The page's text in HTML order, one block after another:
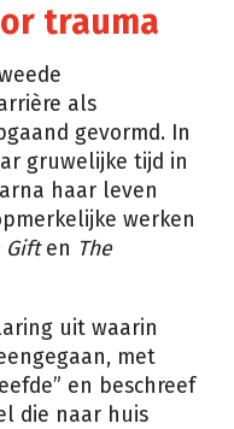
trauma
als
gevormd. In
gruwelijke tijd in
haar leven
werken
Giften The
uit waarin
met
en beschreef
die naar huis